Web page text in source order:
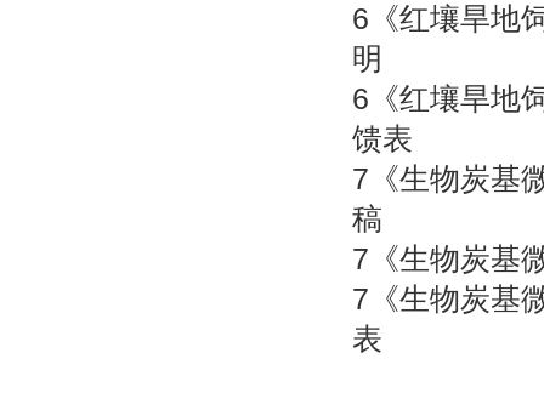
6 《红壤旱地
明
6 《红壤旱地
馈表
7 《生物炭
稿
7 《生物炭
7 《生物炭
表